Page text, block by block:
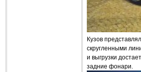
Кузов
скругленными
и выгрузки
задние фонари.